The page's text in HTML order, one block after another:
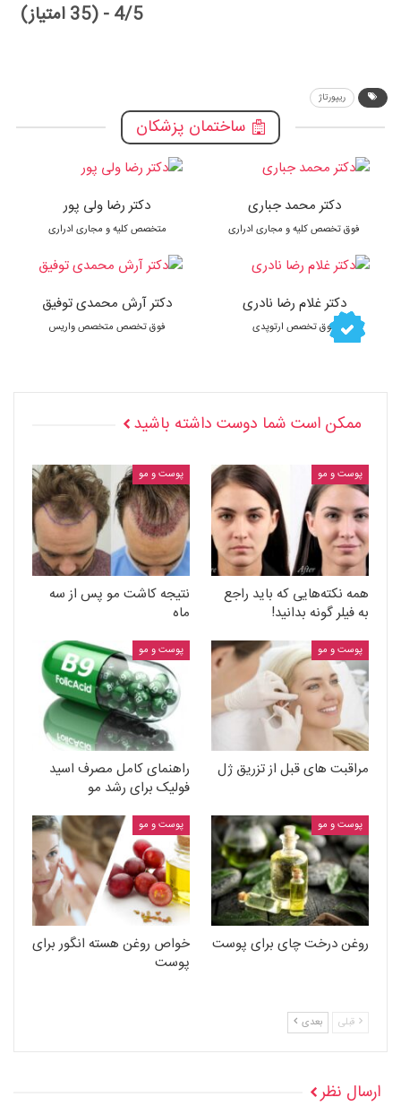
4/5 - (35 امتیاز)
ریپورتاژ
ساختمان پزشکان
دکتر محمد جباری
فوق تخصص کلیه و مجاری ادراری
دکتر غلام رضا نادری
فوق تخصص ارتوپدی
دکتر رضا ولی پور
متخصص کلیه و مجاری ادراری
دکتر آرش محمدی توفیق
فوق تخصص متخصص واریس
ممکن است شما دوست داشته باشید
پوست و مو
همه نکته‌هایی که باید راجع
به فیلر گونه بدانید!
پوست و مو
نتیجه کاشت مو پس از سه
ماه
پوست و مو
مراقبت های قبل از تزریق ژل
پوست و مو
راهنمای کامل مصرف اسید
فولیک برای رشد مو
پوست و مو
روغن درخت چای برای پوست
پوست و مو
خواص روغن هسته انگور برای
پوست
قبلی بعدی
ارسال نظر